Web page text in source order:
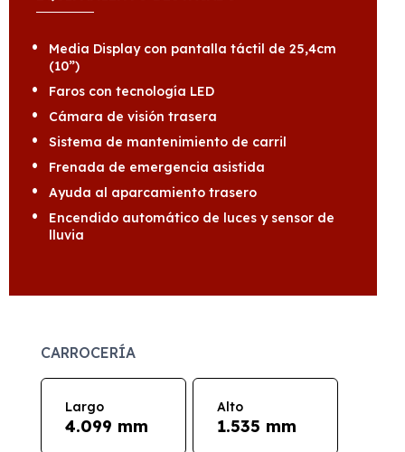
Media Display con pantalla táctil de 25,4cm
(10”)
Faros con tecnología LED
Cámara de visión trasera
Sistema de mantenimiento de carril
Frenada de emergencia asistida
Ayuda al aparcamiento trasero
Encendido automático de luces y sensor de
lluvia
CARROCERÍA
Largo
4.099 mm
Alto
1.535 mm